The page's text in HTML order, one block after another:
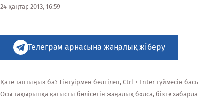
24 қаңтар 2013, 16:59
Телеграм арнасына жаңалық жіберу
Қате таптыңыз ба? Тінтуірмен белгілеп, Ctrl + Enter түймесін
Осы тақырыпқа қатысты бөлісетін жаңалық болса, бізге